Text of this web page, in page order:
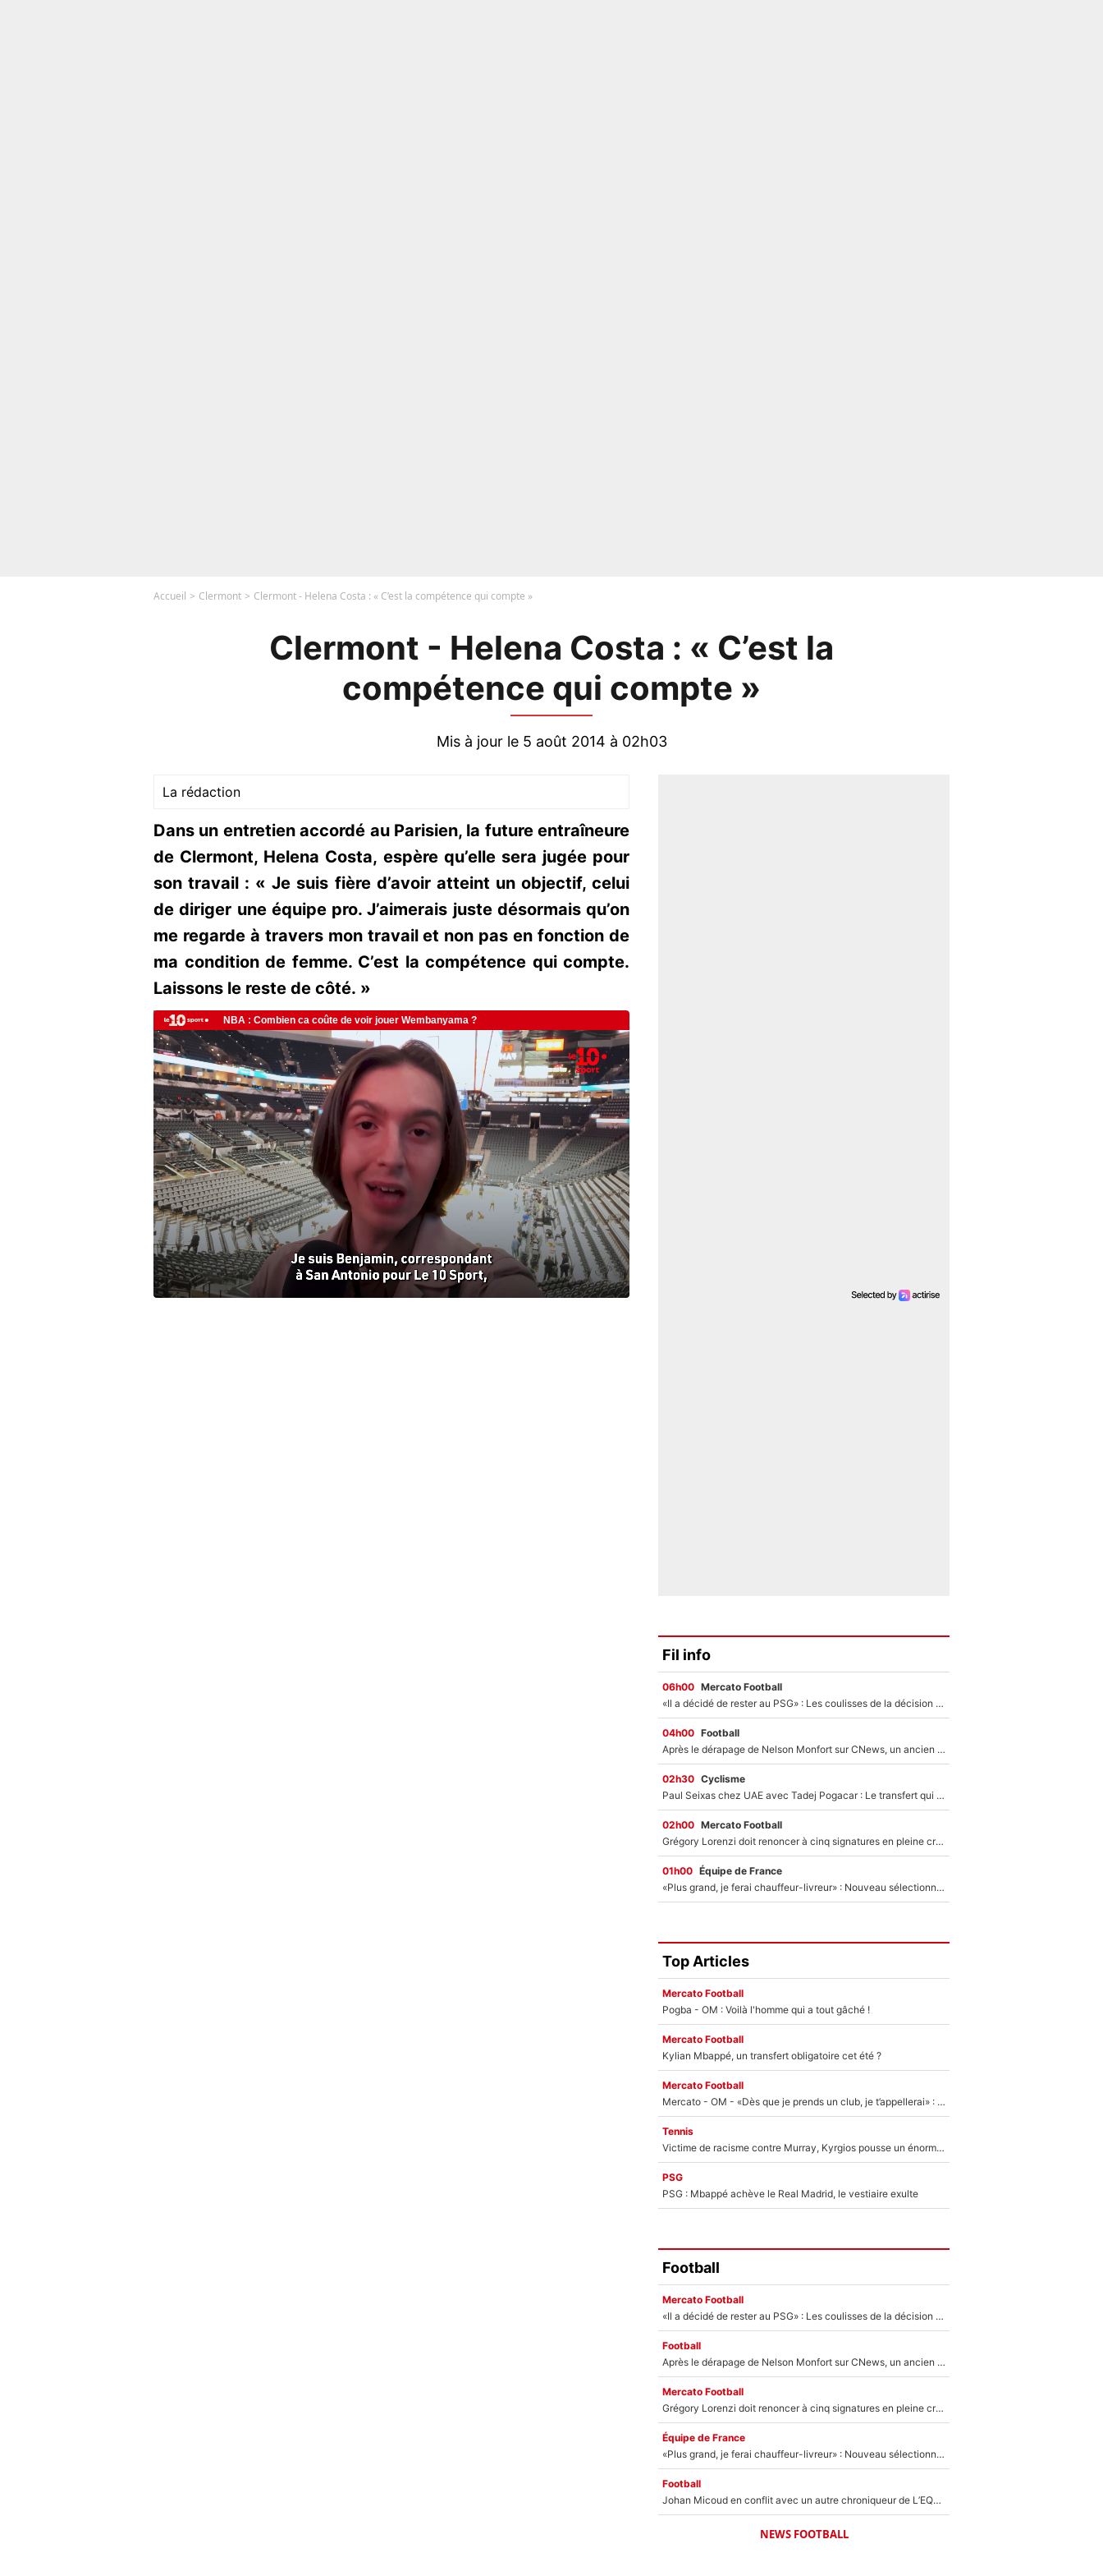
Accueil Clermont Clermont - Helena Costa : « C’est la compétence qui compte »
Clermont - Helena Costa : « C’est la
compétence qui compte »
Mis à jour le 5 août 2014 à 02h03
La rédaction
Dans un entretien accordé au Parisien, la future entraîneure
de Clermont, Helena Costa, espère qu’elle sera jugée pour
son travail : « Je suis fière d’avoir atteint un objectif, celui
de diriger une équipe pro. J’aimerais juste désormais qu’on
me regarde à travers mon travail et non pas en fonction de
ma condition de femme. C’est la compétence qui compte.
Laissons le reste de côté. »
Fil info
06h00 Mercato Football
«Il a décidé de rester au PSG» : Les coulisses de la décision de Lucas Chevalier pour son transfert
04h00 Football
Après le dérapage de Nelson Monfort sur CNews, un ancien journaliste de France Télévisions relance la polémique sur les incendies en Gironde
02h30 Cyclisme
Paul Seixas chez UAE avec Tadej Pogacar : Le transfert qui effraie le peloton, «c’est la pire des choses qui puisse arriver»
02h00 Mercato Football
Grégory Lorenzi doit renoncer à cinq signatures en pleine crise financière : L’IA propose sept noms à l’OM pour un mercato réussi... à seulement 5M€ !
01h00 Équipe de France
«Plus grand, je ferai chauffeur-livreur» : Nouveau sélectionneur des Bleus, Zinédine Zidane s’était imaginé un avenir très différent lorsqu'il était enfant
Top Articles
Mercato Football
Pogba - OM : Voilà l'homme qui a tout gâché !
Mercato Football
Kylian Mbappé, un transfert obligatoire cet été ?
Mercato Football
Mercato - OM - «Dès que je prends un club, je t’appellerai» : La promesse de Marcelino au moment de claquer la porte
Tennis
Victime de racisme contre Murray, Kyrgios pousse un énorme coup de gueule !
PSG
PSG : Mbappé achève le Real Madrid, le vestiaire exulte
Football
Mercato Football
«Il a décidé de rester au PSG» : Les coulisses de la décision de Lucas Chevalier pour son transfert
Football
Après le dérapage de Nelson Monfort sur CNews, un ancien journaliste de France Télévisions relance la polémique sur les incendies en Gironde
Mercato Football
Grégory Lorenzi doit renoncer à cinq signatures en pleine crise financière : L’IA propose sept noms à l’OM pour un mercato réussi... à seulement 5M€ !
Équipe de France
«Plus grand, je ferai chauffeur-livreur» : Nouveau sélectionneur des Bleus, Zinédine Zidane s’était imaginé un avenir très différent lorsqu'il était enfant
Football
Johan Micoud en conflit avec un autre chroniqueur de L’EQUIPE du Soir : «Pendant un moment, je ne les ai pas remis ensemble dans l'émission»
NEWS FOOTBALL